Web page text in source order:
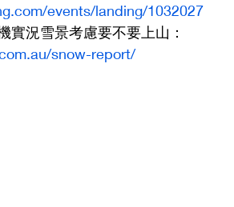
events/landing/1032027
實況雪景考慮要不要上山：
snow-report/